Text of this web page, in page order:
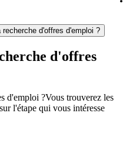
d'offres d'emploi ?
d'offres
d'emploi ?Vous trouverez les
l'étape qui vous intéresse